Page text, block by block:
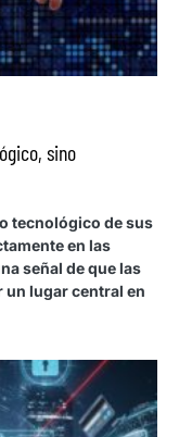
sino
tecnológico de sus
en las
señal de que las
lugar central en